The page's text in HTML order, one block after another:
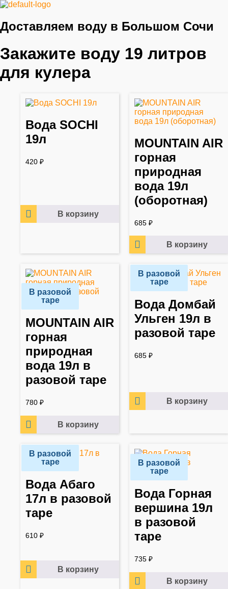
Доставляем воду в Большом Сочи
Закажите воду 19 литров
для кулера
Вода SOCHI
19л
420 ₽
В корзину
MOUNTAIN AIR
горная
природная
вода 19л
(оборотная)
685 ₽
В корзину
В разовой
таре
MOUNTAIN AIR
горная
природная
вода 19л в
разовой таре
780 ₽
В корзину
В разовой
таре
Вода Домбай
Ульген 19л в
разовой таре
685 ₽
В корзину
В разовой
таре
Вода Абаго
17л в разовой
таре
610 ₽
В корзину
В разовой
таре
Вода Горная
вершина 19л
в разовой
таре
735 ₽
В корзину